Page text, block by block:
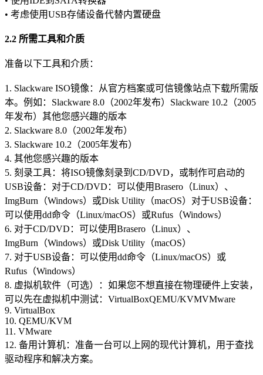
• 考虑使用USB存储设备代替内置硬盘
2.2 所需工具和介质
准备以下工具和介质：
1. Slackware ISO镜像：从官方档案或可信镜像站点下载所需版
本。例如：Slackware 8.0（2002年发布）Slackware 10.2（2005
年发布）其他您感兴趣的版本
2. Slackware 8.0（2002年发布）
3. Slackware 10.2（2005年发布）
4. 其他您感兴趣的版本
5. 刻录工具：将ISO镜像刻录到CD/DVD，或制作可启动的
USB设备：对于CD/DVD：可以使用Brasero（Linux）、
ImgBurn（Windows）或Disk Utility（macOS）对于USB设备：
可以使用dd命令（Linux/macOS）或Rufus（Windows）
6. 对于CD/DVD：可以使用Brasero（Linux）、
ImgBurn（Windows）或Disk Utility（macOS）
7. 对于USB设备：可以使用dd命令（Linux/macOS）或
Rufus（Windows）
8. 虚拟机软件（可选）：如果您不想直接在物理硬件上安装，
可以先在虚拟机中测试：VirtualBoxQEMU/KVMVMware
9. VirtualBox
10. QEMU/KVM
11. VMware
12. 备用计算机：准备一台可以上网的现代计算机，用于查找
驱动程序和解决方案。